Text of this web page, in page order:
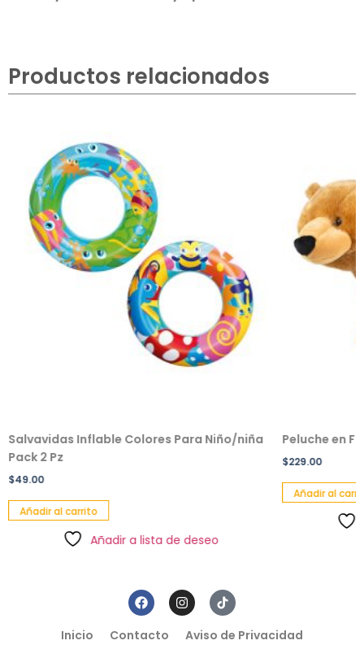
Productos relacionados
Salvavidas Inflable Colores Para Niño/niña
Pack 2 Pz
$49.00
Añadir al carrito
Añadir a lista de deseo
Peluche en
$229.00
Añadir al
Inicio Contacto Aviso de Privacidad